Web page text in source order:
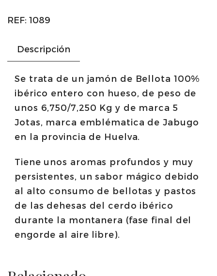
con
6,750/7,250
5
Jotas
cantidad
REF: 1089
Descripción
Se trata de un jamón de Bellota 100%
ibérico entero con hueso, de peso de
unos 6,750/7,250 Kg y de marca 5
Jotas, marca emblématica de Jabugo
en la provincia de Huelva.
Tiene unos aromas profundos y muy
persistentes, un sabor mágico debido
al alto consumo de bellotas y pastos
de las dehesas del cerdo ibérico
durante la montanera (fase final del
engorde al aire libre).